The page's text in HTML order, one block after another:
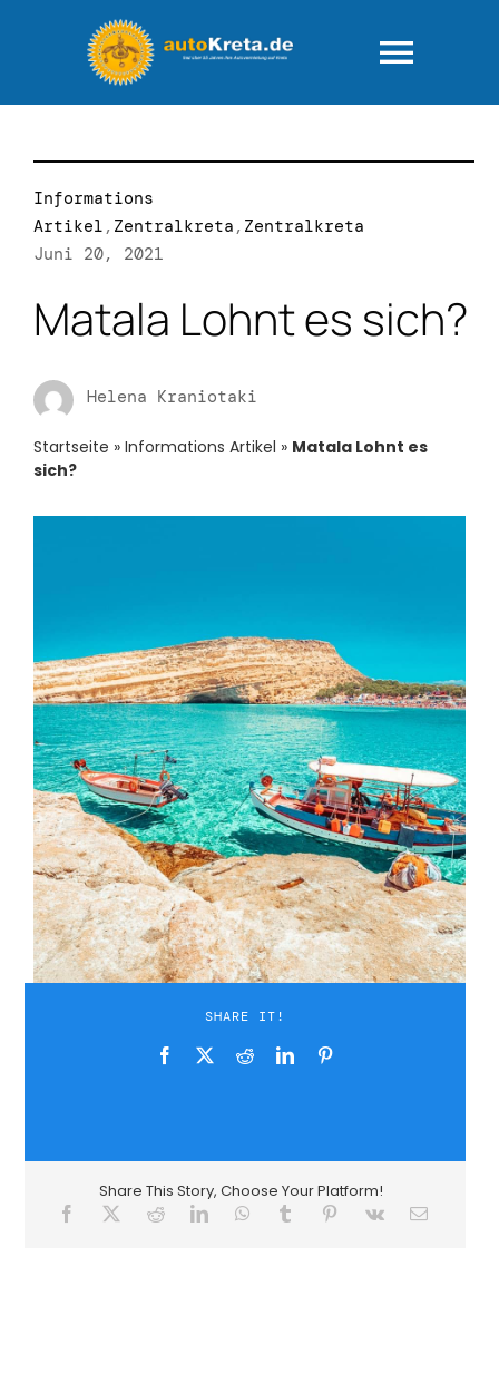
Fuhrpark
Wie läuft das
Kontakt
Informations
Artikel , Zentralkreta , Zentralkreta
Juni 20, 2021
Matala Lohnt es sich?
Helena Kraniotaki
Startseite » Informations Artikel » Matala Lohnt es
sich?
SHARE IT!
Share This Story, Choose Your Platform!